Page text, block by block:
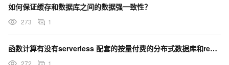
如何保证缓存和数据库之间的数据强一致性？
273 1
函数计算有没有serverless 配套的按量付费的分布式数据库和redis啊？
272 1